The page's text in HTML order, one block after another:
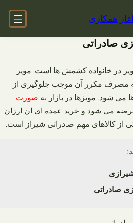
آغاز همکاری
صادراتی
در خانواده کشمش ها است. مویز
مصرف مکرر آن موجب جلوگیری از
می شود. مویزها در بازار به صورت
می شود و خرید عمده ای ان ارزان
از کالاهای مهم صادراتی شیراز است.
صادراتی